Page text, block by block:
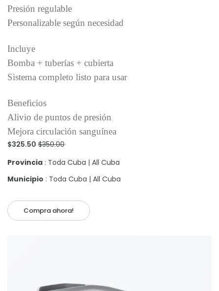
Presión regulable
Personalizable según necesidad
Incluye
Bomba + tuberías + cubierta
Sistema completo listo para usar
Beneficios
Alivio de puntos de presión
Mejora circulación sanguínea
$325.50 $350.00
Provincia : Toda Cuba | All Cuba
Municipio : Toda Cuba | All Cuba
Compra ahora!